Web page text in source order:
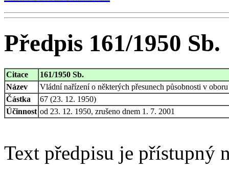
Předpis 161/1950 Sb.
Citace
161/1950 Sb.
Název
Vládní nařízení o některých přesunech působnosti v
Částka
67 (23. 12. 1950)
Účinnost od 23. 12. 1950, zrušeno dnem 1. 7. 2001
Text předpisu je přístupný